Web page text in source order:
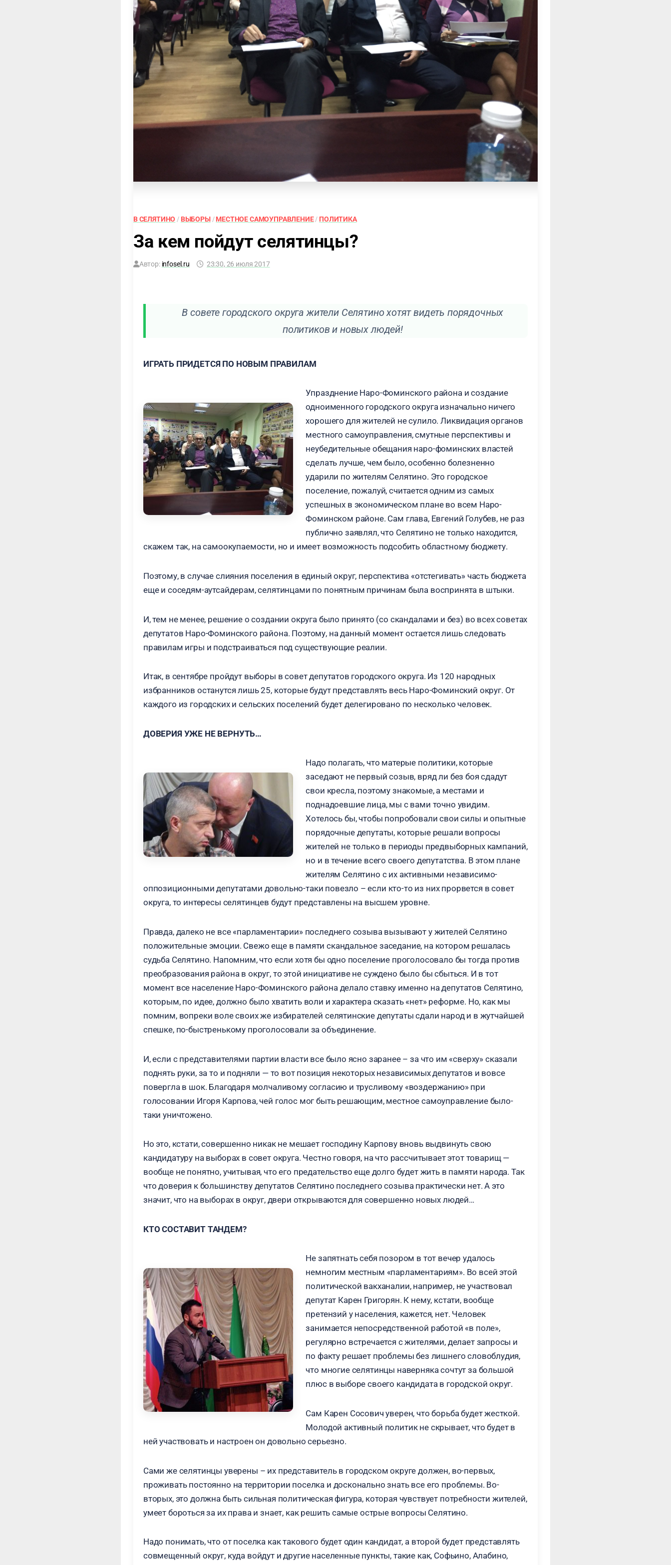
В СЕЛЯТИНО / ВЫБОРЫ/МЕСТНОЕ САМОУПРАВЛЕНИЕ/ ПОЛИТИКА
За кем пойдут селятинцы?
Автор: infosel.ru 23:30, 26 июля 2017
В совете городского округа жители Селятино хотят видеть порядочных
политиков и новых людей!
ИГРАТЬ ПРИДЕТСЯ ПО НОВЫМ ПРАВИЛАМ
Упразднение Наро-Фоминского района и создание
одноименного городского округа изначально ничего
хорошего для жителей не сулило. Ликвидация органов
местного самоуправления, смутные перспективы и
неубедительные обещания наро-фоминских властей
сделать лучше, чем было, особенно болезненно
ударили по жителям Селятино. Это городское
поселение, пожалуй, считается одним из самых
успешных в экономическом плане во всем Наро-
Фоминском районе. Сам глава, Евгений Голубев, не раз
публично заявлял, что Селятино не только находится,
скажем так, на самоокупаемости, но и имеет возможность подсобить областному бюджету.
Поэтому, в случае слияния поселения в единый округ, перспектива «отстегивать» часть бюджета
еще и соседям-аутсайдерам, селятинцами по понятным причинам была воспринята в штыки.
И, тем не менее, решение о создании округа было принято (со скандалами и без) во всех советах
депутатов Наро-Фоминского района. Поэтому, на данный момент остается лишь следовать
правилам игры и подстраиваться под существующие реалии.
Итак, в сентябре пройдут выборы в совет депутатов городского округа. Из 120 народных
избранников останутся лишь 25, которые будут представлять весь Наро-Фоминский округ. От
каждого из городских и сельских поселений будет делегировано по несколько человек.
ДОВЕРИЯ УЖЕ НЕ ВЕРНУТЬ…
Надо полагать, что матерые политики, которые
заседают не первый созыв, вряд ли без боя сдадут
свои кресла, поэтому знакомые, а местами и
поднадоевшие лица, мы с вами точно увидим.
Хотелось бы, чтобы попробовали свои силы и опытные
порядочные депутаты, которые решали вопросы
жителей не только в периоды предвыборных кампаний,
но и в течение всего своего депутатства. В этом плане
жителям Селятино с их активными независимо-
оппозиционными депутатами довольно-таки повезло – если кто-то из них прорвется в совет
округа, то интересы селятинцев будут представлены на высшем уровне.
Правда, далеко не все «парламентарии» последнего созыва вызывают у жителей Селятино
положительные эмоции. Свежо еще в памяти скандальное заседание, на котором решалась
судьба Селятино. Напомним, что если хотя бы одно поселение проголосовало бы тогда против
преобразования района в округ, то этой инициативе не суждено было бы сбыться. И в тот
момент все население Наро-Фоминского района делало ставку именно на депутатов Селятино,
которым, по идее, должно было хватить воли и характера сказать «нет» реформе. Но, как мы
помним, вопреки воле своих же избирателей селятинские депутаты сдали народ и в жутчайшей
спешке, по-быстренькому проголосовали за объединение.
И, если с представителями партии власти все было ясно заранее – за что им «сверху» сказали
поднять руки, за то и подняли — то вот позиция некоторых независимых депутатов и вовсе
повергла в шок. Благодаря молчаливому согласию и трусливому «воздержанию» при
голосовании Игоря Карпова, чей голос мог быть решающим, местное самоуправление было-
таки уничтожено.
Но это, кстати, совершенно никак не мешает господину Карпову вновь выдвинуть свою
кандидатуру на выборах в совет округа. Честно говоря, на что рассчитывает этот товарищ —
вообще не понятно, учитывая, что его предательство еще долго будет жить в памяти народа. Так
что доверия к большинству депутатов Селятино последнего созыва практически нет. А это
значит, что на выборах в округ, двери открываются для совершенно новых людей…
КТО СОСТАВИТ ТАНДЕМ?
Не запятнать себя позором в тот вечер удалось
немногим местным «парламентариям». Во всей этой
политической вакханалии, например, не участвовал
депутат Карен Григорян. К нему, кстати, вообще
претензий у населения, кажется, нет. Человек
занимается непосредственной работой «в поле»,
регулярно встречается с жителями, делает запросы и
по факту решает проблемы без лишнего словоблудия,
что многие селятинцы наверняка сочтут за большой
плюс в выборе своего кандидата в городской округ.
Сам Карен Сосович уверен, что борьба будет жесткой.
Молодой активный политик не скрывает, что будет в
ней участвовать и настроен он довольно серьезно.
Сами же селятинцы уверены – их представитель в городском округе должен, во-первых,
проживать постоянно на территории поселка и досконально знать все его проблемы. Во-
вторых, это должна быть сильная политическая фигура, которая чувствует потребности жителей,
умеет бороться за их права и знает, как решить самые острые вопросы Селятино.
Надо понимать, что от поселка как такового будет один кандидат, а второй будет представлять
совмещенный округ, куда войдут и другие населенные пункты, такие как, Софьино, Алабино,